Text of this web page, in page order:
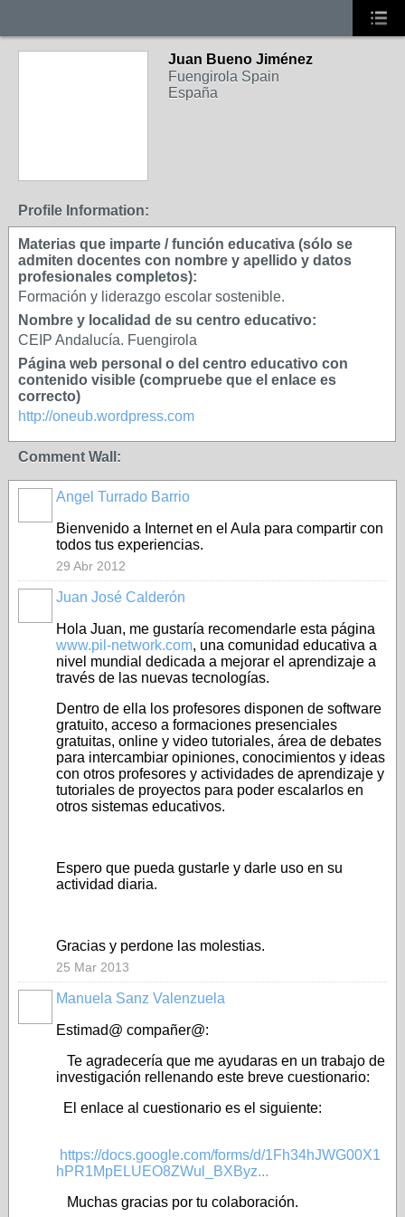
Juan Bueno Jiménez
Fuengirola Spain
España
Profile Information:
Materias que imparte / función educativa (sólo se
admiten docentes con nombre y apellido y datos
profesionales completos):
Formación y liderazgo escolar sostenible.
Nombre y localidad de su centro educativo:
CEIP Andalucía. Fuengirola
Página web personal o del centro educativo con
contenido visible (compruebe que el enlace es
correcto)
http://oneub.wordpress.com
Comment Wall:
Angel Turrado Barrio
Bienvenido a Internet en el Aula para compartir con
todos tus experiencias.
29 Abr 2012
Juan José Calderón
Hola Juan, me gustaría recomendarle esta página
www.pil-network.com, una comunidad educativa a
nivel mundial dedicada a mejorar el aprendizaje a
través de las nuevas tecnologías.
Dentro de ella los profesores disponen de software
gratuito, acceso a formaciones presenciales
gratuitas, online y video tutoriales, área de debates
para intercambiar opiniones, conocimientos y ideas
con otros profesores y actividades de aprendizaje y
tutoriales de proyectos para poder escalarlos en
otros sistemas educativos.
Espero que pueda gustarle y darle uso en su
actividad diaria.
Gracias y perdone las molestias.
25 Mar 2013
Manuela Sanz Valenzuela
Estimad@ compañer@:
Te agradecería que me ayudaras en un trabajo de
investigación rellenando este breve cuestionario:
El enlace al cuestionario es el siguiente:
https://docs.google.com/forms/d/1Fh34hJWG00X1
hPR1MpELUEO8ZWul_BXByz...
Muchas gracias por tu colaboración.